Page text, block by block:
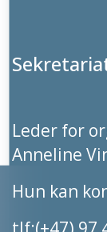
Leder for
Anneline
Hun kan